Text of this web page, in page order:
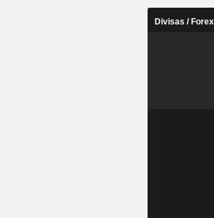
Divisas / Forex